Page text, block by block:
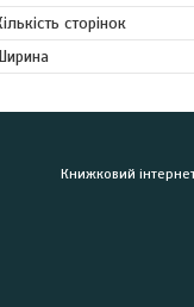
сторінок